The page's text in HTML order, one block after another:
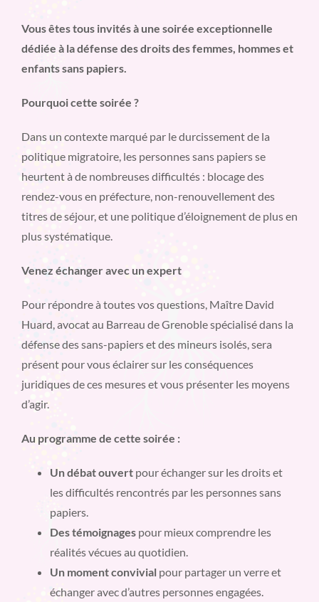
Vous êtes tous invités à une soirée exceptionnelle
dédiée à la défense des droits des femmes, hommes et
enfants sans papiers.
Pourquoi cette soirée ?
Dans un contexte marqué par le durcissement de la
politique migratoire, les personnes sans papiers se
heurtent à de nombreuses difficultés : blocage des
rendez-vous en préfecture, non-renouvellement des
titres de séjour, et une politique d’éloignement de plus en
plus systématique.
Venez échanger avec un expert
Pour répondre à toutes vos questions, Maître David
Huard, avocat au Barreau de Grenoble spécialisé dans la
défense des sans-papiers et des mineurs isolés, sera
présent pour vous éclairer sur les conséquences
juridiques de ces mesures et vous présenter les moyens
d’agir.
Au programme de cette soirée :
Un débat ouvert pour échanger sur les droits et
les difficultés rencontrés par les personnes sans
papiers.
Des témoignages pour mieux comprendre les
réalités vécues au quotidien.
Un moment convivial pour partager un verre et
échanger avec d’autres personnes engagées.